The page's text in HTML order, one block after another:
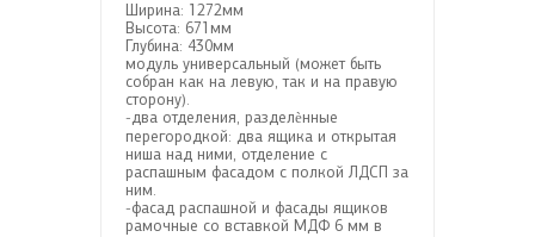
Ширина: 1272мм
Высота: 671мм
Глубина: 430мм
модуль универсальный (может быть
собран как на левую, так и на правую
сторону).
-два отделения, разделѐнные
перегородкой: два ящика и открытая
ниша над ними, отделение с
распашным фасадом с полкой ЛДСП за
ним.
-фасад распашной и фасады ящиков
рамочные со вставкой МДФ 6 мм в